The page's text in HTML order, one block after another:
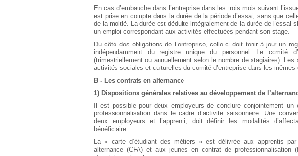
En cas d’embauche dans l’entreprise dans les trois mois suivant
est prise en compte dans la durée de la période d’essai, sans que
de la moitié. La durée est déduite intégralement de la durée de l’essai
un emploi correspondant aux activités effectuées pendant son stage.
Du côté des obligations de l’entreprise, celle-ci doit tenir à jour un
indépendamment du registre unique du personnel. Le comité
(trimestriellement ou annuellement selon le nombre de stagiaires). Les
activités sociales et culturelles du comité d’entreprise dans les
B - Les contrats en alternance
1) Dispositions générales relatives au développement de
Il est possible pour deux employeurs de conclure conjointement un
professionnalisation dans le cadre d’activité saisonnière. Une
deux employeurs et l’apprenti, doit définir les modalités
bénéficiaire.
La « carte d’étudiant des métiers » est délivrée aux apprentis
alternance (CFA) et aux jeunes en contrat de professionnalisation